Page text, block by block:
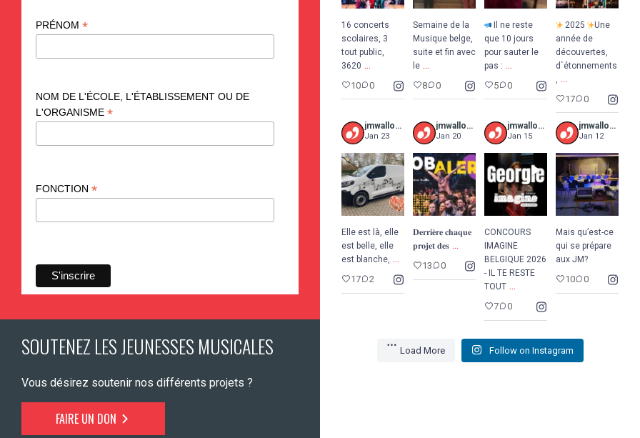
PRÉNOM *
NOM DE L'ÉCOLE, L'ÉTABLISSEMENT OU DE
L'ORGANISME *
FONCTION *
SOUTENEZ LES JEUNESSES MUSICALES
Vous désirez soutenir nos différents projets ?
FAIRE UN DON
16 concerts
scolaires, 3
tout public,
3620 ...
10 0
Semaine de la
Musique belge,
suite et fin avec
le ...
8 0
Il ne reste
que 10 jours
pour sauter le
pas : ...
5 0
2025
Une
année de
découvertes,
d`étonnements
, ...
17 0
jmwalloniebruxelles
Jan 23
Elle est là, elle
est belle, elle
est blanche, ...
17 2
jmwalloniebruxelles
Jan 20
𝐃𝐞𝐫𝐫𝐢𝐞̀𝐫𝐞 𝐜𝐡𝐚𝐪𝐮𝐞
𝐩𝐫𝐨𝐣𝐞𝐭 𝐝𝐞𝐬 ...
13 0
jmwalloniebruxelles
Jan 15
CONCOURS
IMAGINE
BELGIQUE 2026
- IL TE RESTE
TOUT ...
7 0
jmwalloniebruxelles
Jan 12
Mais qu’est-ce
qui se prépare
aux JM?
10 0
Load More Follow on Instagram